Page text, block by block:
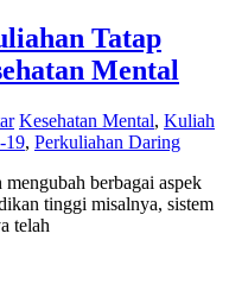
Tatap
Mental
Kesehatan Mental, Kuliah
19, Perkuliahan Daring
berbagai aspek
tinggi misalnya, sistem
telah